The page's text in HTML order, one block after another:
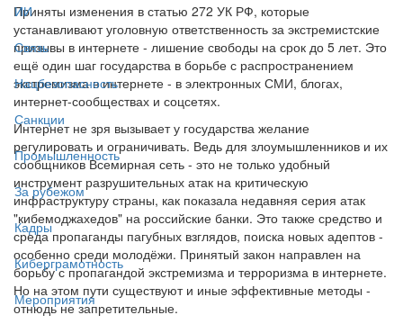
ИИ
Связь
Нацбезопасность
Санкции
Промышленность
За рубежом
Кадры
Киберграмотность
Мероприятия
Приняты изменения в статью 272 УК РФ, которые
устанавливают уголовную ответственность за экстремистские
призывы в интернете - лишение свободы на срок до 5 лет. Это
ещё один шаг государства в борьбе с распространением
экстремизма в интернете - в электронных СМИ, блогах,
интернет-сообществах и соцсетях.
Интернет не зря вызывает у государства желание
регулировать и ограничивать. Ведь для злоумышленников и их
сообщников Всемирная сеть - это не только удобный
инструмент разрушительных атак на критическую
инфраструктуру страны, как показала недавняя серия атак
"кибемоджахедов" на российские банки. Это также средство и
среда пропаганды пагубных взглядов, поиска новых адептов -
особенно среди молодёжи. Принятый закон направлен на
борьбу с пропагандой экстремизма и терроризма в интернете.
Но на этом пути существуют и иные эффективные методы -
отнюдь не запретительные.